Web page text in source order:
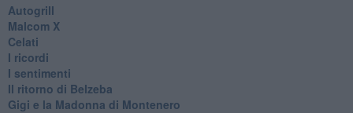
Autogrill
Malcom X
Celati
I ricordi
I sentimenti
Il ritorno di Belzeba
Gigi e la Madonna di Montenero